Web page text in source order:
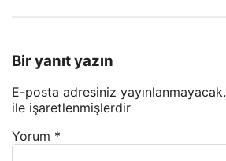
Bir yanıt yazın
E-posta adresiniz yayınlanmayacak.
ile işaretlenmişlerdir
Yorum *